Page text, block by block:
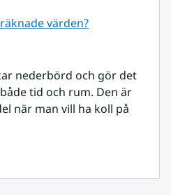
värden?
nederbörd och gör det
tid och rum. Den är
när man vill ha koll på